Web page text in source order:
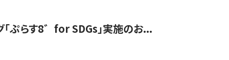
ぷらす8゛for SDGs」実施のお...